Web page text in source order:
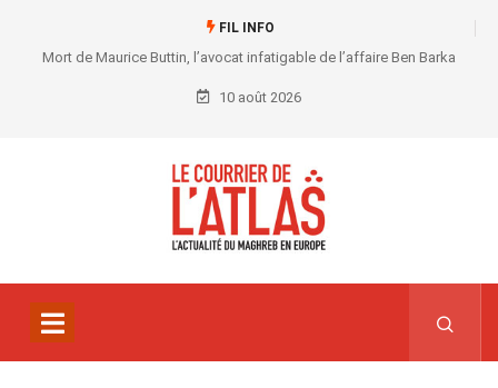
FIL INFO
Mort de Maurice Buttin, l’avocat infatigable de l’affaire Ben Barka
10 août 2026